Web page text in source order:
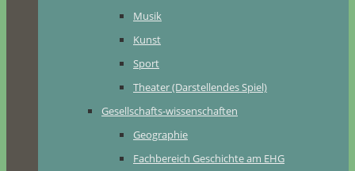
Musik
Kunst
Sport
Theater (Darstellendes Spiel)
Gesellschafts-wissenschaften
Geographie
Fachbereich Geschichte am EHG